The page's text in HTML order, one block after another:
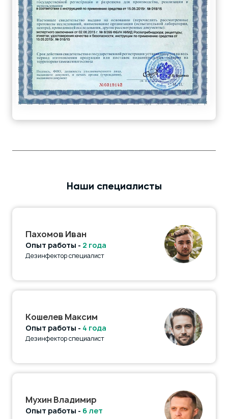
Наши специалисты
Пахомов Иван
Опыт работы - 2 года
Дезинфектор специалист
Кошелев Максим
Опыт работы - 4 года
Дезинфектор специалист
Мухин Владимир
Опыт работы - 6 лет